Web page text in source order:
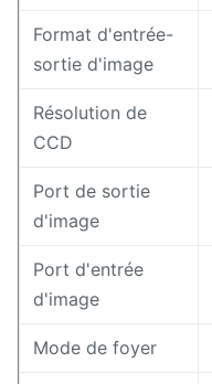
Format d'entrée-
sortie d'image
Résolution de
CCD
Port de sortie
d'image
Port d'entrée
d'image
Mode de foyer